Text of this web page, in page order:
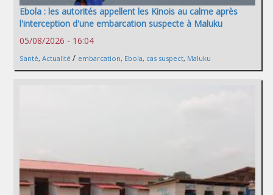
Ebola : les autorités appellent les Kinois au calme après
l'interception d'une embarcation suspecte à Maluku
05/08/2026 - 16:04
Santé, Actualité / embarcation, Ebola, cas suspect, Maluku